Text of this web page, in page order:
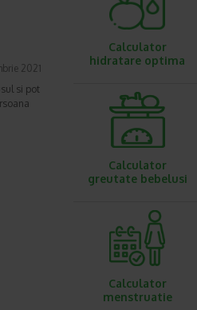
2021
si pot
Calculator
hidratare optima
Calculator
greutate bebelusi
Calculator
menstruatie